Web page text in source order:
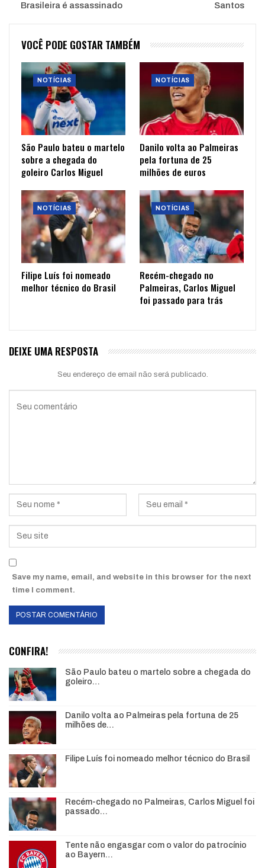
Brasileira é assassinado
Santos
VOCÊ PODE GOSTAR TAMBÉM
NOTÍCIAS
São Paulo bateu o martelo
sobre a chegada do
goleiro Carlos Miguel
NOTÍCIAS
Danilo volta ao Palmeiras
pela fortuna de 25
milhões de euros
NOTÍCIAS
Filipe Luís foi nomeado
melhor técnico do Brasil
NOTÍCIAS
Recém-chegado no
Palmeiras, Carlos Miguel
foi passado para trás
DEIXE UMA RESPOSTA
Seu endereço de email não será publicado.
Save my name, email, and website in this browser for the next
time I comment.
CONFIRA!
São Paulo bateu o martelo sobre a chegada do
goleiro…
Danilo volta ao Palmeiras pela fortuna de 25
milhões de…
Filipe Luís foi nomeado melhor técnico do Brasil
Recém-chegado no Palmeiras, Carlos Miguel foi
passado…
Tente não engasgar com o valor do patrocínio
ao Bayern…